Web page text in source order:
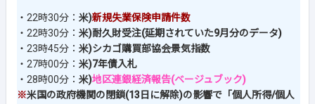
・22時30分： 米)新規失業保険申請件数
・22時30分： 米)耐久財受注(延期されていた9月分のデータ)
・23時45分： 米)シカゴ購買部協会景気指数
・27時00分： 米)7年債入札
・28時00分： 米)地区連銀経済報告(ベージュブック)
※米国の政府機関の閉鎖(13日に解除)の影響で「個人所得/個人